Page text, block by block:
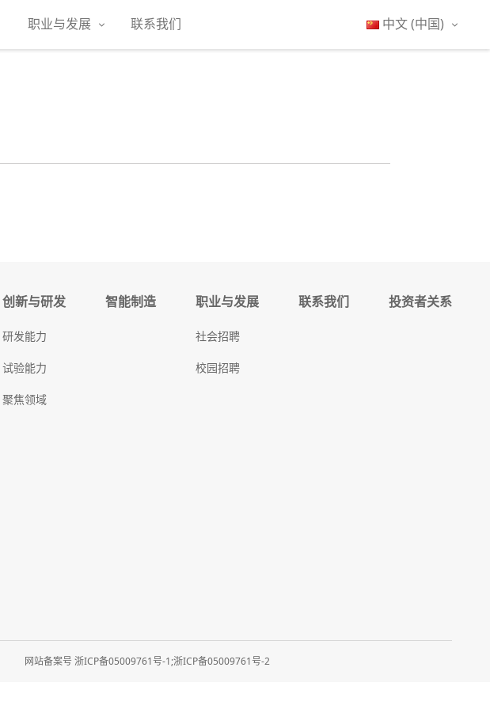
职业与发展 联系我们 中文 (中国)
创新与研发
研发能力
试验能力
聚焦领域
智能制造 职业与发展
社会招聘
校园招聘
联系我们 投资者关系
网站备案号 浙ICP备05009761号-1;浙ICP备05009761号-2